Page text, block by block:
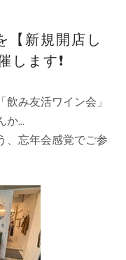
【新規開店し
します❗️
み友活ワイン会」
か…
、忘年会感覚でご参